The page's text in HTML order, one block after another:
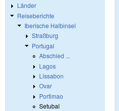
Länder
Reiseberichte
Iberische Halbinsel
Straßburg
Portugal
Abschied ...
Lagos
Lissabon
Ovar
Portimao
Setubal